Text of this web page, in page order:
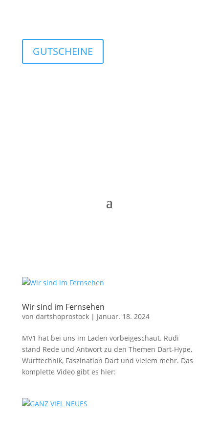
GUTSCHEINE
Wir sind im Fernsehen
von dartshoprostock| Januar. 18. 2024
MV1 hat bei uns im Laden vorbeigeschaut. Rudi
stand Rede und Antwort zu den Themen Dart-Hype,
Wurftechnik, Faszination Dart und vielem mehr. Das
komplette Video gibt es hier: